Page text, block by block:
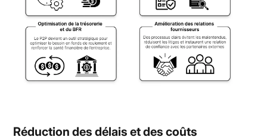
Réduction des délais et des coûts